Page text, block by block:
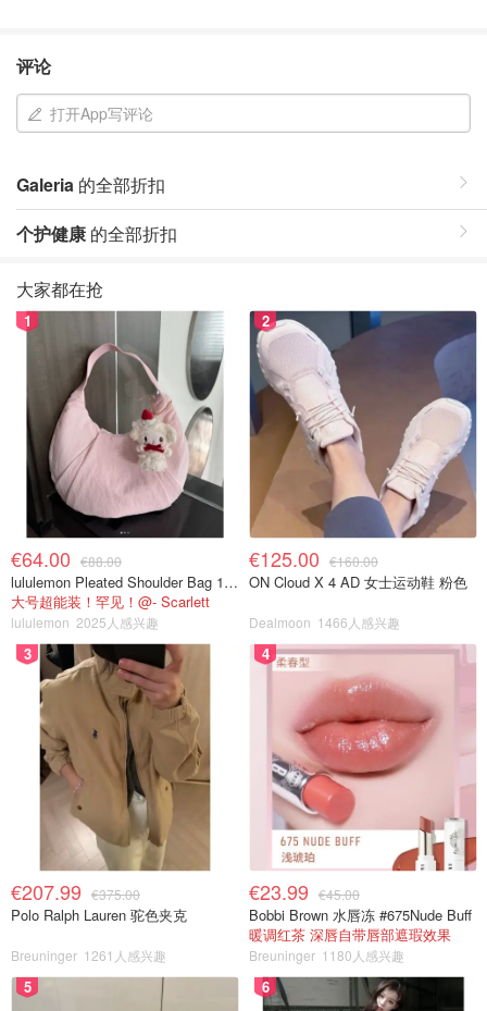
评论
打开App写评论
Galeria 的全部折扣
个护健康 的全部折扣
大家都在抢
1
€64.00 €88.00
lululemon Pleated Shoulder Bag 10L 单肩包
大号超能装！罕见！@- Scarlett
lululemon 2025人感兴趣
2
€125.00 €160.00
ON Cloud X 4 AD 女士运动鞋 粉色
Dealmoon 1466人感兴趣
3
€207.99 €375.00
Polo Ralph Lauren 驼色夹克
Breuninger 1261人感兴趣
4
€23.99 €45.00
Bobbi Brown 水唇冻 #675Nude Buff
暖调红茶 深唇自带唇部遮瑕效果
Breuninger 1180人感兴趣
5 6